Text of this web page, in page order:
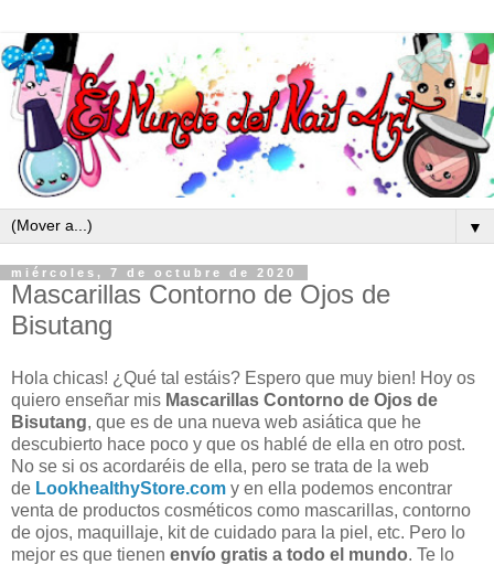
▼
miércoles, 7 de octubre de 2020
Mascarillas Contorno de Ojos de
Bisutang
Hola chicas! ¿Qué tal estáis? Espero que muy bien! Hoy os
quiero enseñar mis Mascarillas Contorno de Ojos de
Bisutang, que es de una nueva web asiática que he
descubierto hace poco y que os hablé de ella en otro post.
No se si os acordaréis de ella, pero se trata de la web
de LookhealthyStore.com y en ella podemos encontrar
venta de productos cosméticos como mascarillas, contorno
de ojos, maquillaje, kit de cuidado para la piel, etc. Pero lo
mejor es que tienen envío gratis a todo el mundo. Te lo